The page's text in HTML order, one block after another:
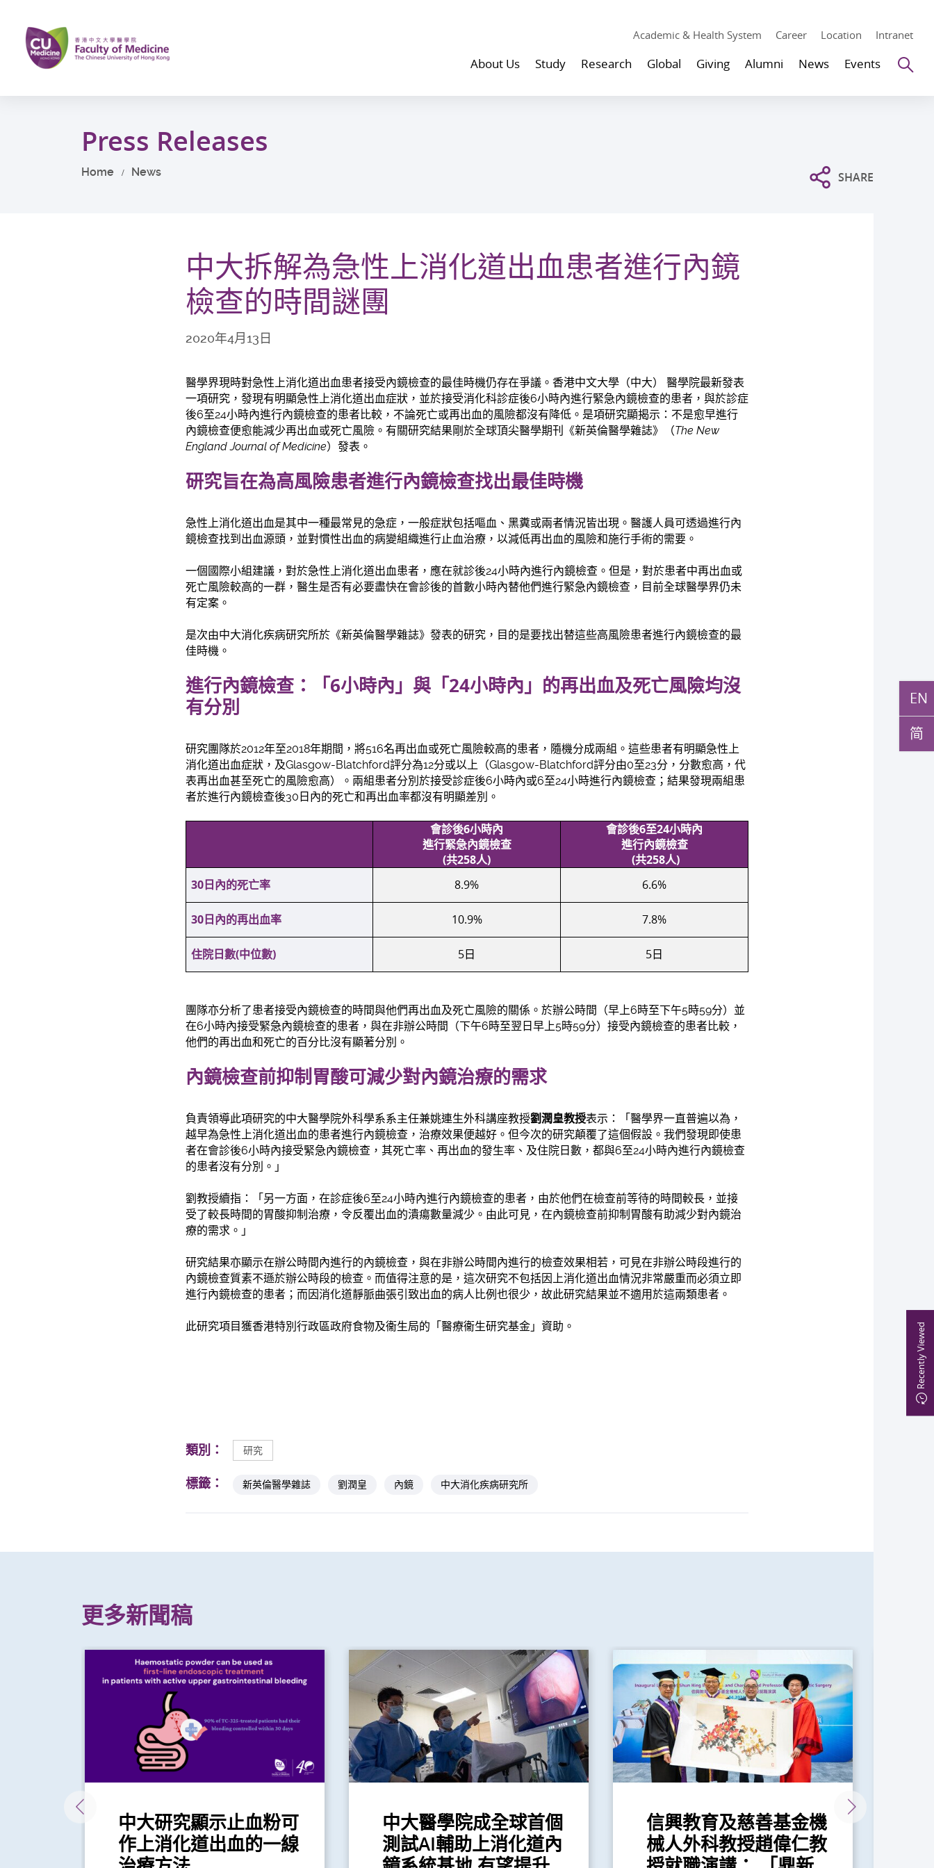
main
content
Academic & Health System Career Location Intranet
About Us Study Research Global Giving Alumni News Events
Recently Viewed
Press Releases
Home News SHARE
EN
简
中大拆解為急性上消化道出血患者進行內鏡
檢查的時間謎團
2020年4月13日
醫學界現時對急性上消化道出血患者接受內鏡檢查的最佳時機仍存在爭議。香港中文大學（中大） 醫學院最新發表
一項研究，發現有明顯急性上消化道出血症狀，並於接受消化科診症後6小時內進行緊急內鏡檢查的患者，與於診症
後6至24小時內進行內鏡檢查的患者比較，不論死亡或再出血的風險都沒有降低。是項研究顯揭示：不是愈早進行
內鏡檢查便愈能減少再出血或死亡風險。有關研究結果剛於全球頂尖醫學期刊《新英倫醫學雜誌》（The New
England Journal of Medicine）發表。
研究旨在為高風險患者進行內鏡檢查找出最佳時機
急性上消化道出血是其中一種最常見的急症，一般症狀包括嘔血、黑糞或兩者情況皆出現。醫護人員可透過進行內
鏡檢查找到出血源頭，並對慣性出血的病變組織進行止血治療，以減低再出血的風險和施行手術的需要。
一個國際小組建議，對於急性上消化道出血患者，應在就診後24小時內進行內鏡檢查。但是，對於患者中再出血或
死亡風險較高的一群，醫生是否有必要盡快在會診後的首數小時內替他們進行緊急內鏡檢查，目前全球醫學界仍未
有定案。
是次由中大消化疾病研究所於《新英倫醫學雜誌》發表的研究，目的是要找出替這些高風險患者進行內鏡檢查的最
佳時機。
進行內鏡檢查：「6小時內」與「24小時內」的再出血及死亡風險均沒
有分別
研究團隊於2012年至2018年期間，將516名再出血或死亡風險較高的患者，隨機分成兩組。這些患者有明顯急性上
消化道出血症狀，及Glasgow-Blatchford評分為12分或以上（Glasgow-Blatchford評分由0至23分，分數愈高，代
表再出血甚至死亡的風險愈高）。兩組患者分別於接受診症後6小時內或6至24小時進行內鏡檢查；結果發現兩組患
者於進行內鏡檢查後30日內的死亡和再出血率都沒有明顯差別。
會診後6小時內
進行緊急內鏡檢查
(共258人)
會診後6至24小時內
進行內鏡檢查
(共258人)
30日內的死亡率 8.9% 6.6%
30日內的再出血率 10.9% 7.8%
住院日數(中位數) 5日 5日
團隊亦分析了患者接受內鏡檢查的時間與他們再出血及死亡風險的關係。於辦公時間（早上6時至下午5時59分）並
在6小時內接受緊急內鏡檢查的患者，與在非辦公時間（下午6時至翌日早上5時59分）接受內鏡檢查的患者比較，
他們的再出血和死亡的百分比沒有顯著分別。
內鏡檢查前抑制胃酸可減少對內鏡治療的需求
負責領導此項研究的中大醫學院外科學系系主任兼姚連生外科講座教授劉潤皇教授表示：「醫學界一直普遍以為，
越早為急性上消化道出血的患者進行內鏡檢查，治療效果便越好。但今次的研究顛覆了這個假設。我們發現即使患
者在會診後6小時內接受緊急內鏡檢查，其死亡率、再出血的發生率、及住院日數，都與6至24小時內進行內鏡檢查
的患者沒有分別。」
劉教授續指：「另一方面，在診症後6至24小時內進行內鏡檢查的患者，由於他們在檢查前等待的時間較長，並接
受了較長時間的胃酸抑制治療，令反覆出血的潰瘍數量減少。由此可見，在內鏡檢查前抑制胃酸有助減少對內鏡治
療的需求。」
研究結果亦顯示在辦公時間內進行的內鏡檢查，與在非辦公時間內進行的檢查效果相若，可見在非辦公時段進行的
內鏡檢查質素不遜於辦公時段的檢查。而值得注意的是，這次研究不包括因上消化道出血情況非常嚴重而必須立即
進行內鏡檢查的患者；而因消化道靜脈曲張引致出血的病人比例也很少，故此研究結果並不適用於這兩類患者。
此研究項目獲香港特別行政區政府食物及衞生局的「醫療衞生研究基金」資助。
類別： 研究
標籤： 新英倫醫學雜誌 劉潤皇 內鏡 中大消化疾病研究所
更多新聞稿
中大研究顯示止血粉可
作上消化道出血的一線
中大醫學院成全球首個
測試AI輔助上消化道內
信興教育及慈善基金機
械人外科教授趙偉仁教